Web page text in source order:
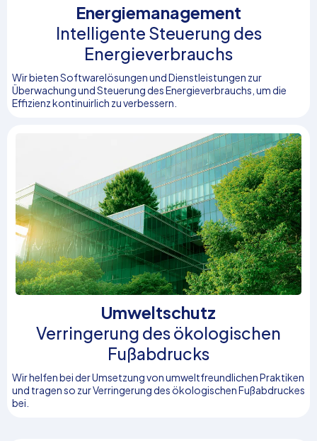
Energiemanagement
Intelligente Steuerung des
Energieverbrauchs
Wir bieten Softwarelösungen und Dienstleistungen zur
Überwachung und Steuerung des Energieverbrauchs, um die
Effizienz kontinuirlich zu verbessern.
Umweltschutz
Verringerung des ökologischen
Fußabdrucks
Wir helfen bei der Umsetzung von umweltfreundlichen Praktiken
und tragen so zur Verringerung des ökologischen Fußabdruckes
bei.